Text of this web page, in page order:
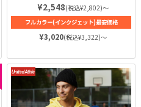
¥2,548(税込¥2,802)～
フルカラー(インクジェット)最安価格
¥3,020(税込¥3,322)～